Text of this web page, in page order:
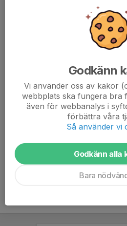
Martin Christoffersson
Robin Söderqvist
Tränare Team 17
070-830 01 29
E-post visas bara för
Isabell Schölin
isabell.scholin@hotmail.com
Godkänn
Vi använder oss av kakor
webbplats ska fungera bra
även för webbanalys i
förbättra våra
Så använder vi
Godkänn alla
Bara